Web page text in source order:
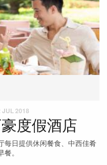
JUL 2018
度假酒店
每日提供休闲餐食、中西佳肴
。